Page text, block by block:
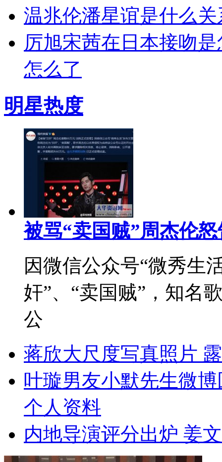
温兆伦潘星谊是什么
厉旭宋茜在日本接吻
怎么了
明星热度
被骂“卖国贼”周杰伦
因微信公众号“微秀生
奸”、“卖国贼”，知名
公
蒋欣大尺度写真照片
叶璇男友小默先生微
个人资料
内地导演评分出炉 姜